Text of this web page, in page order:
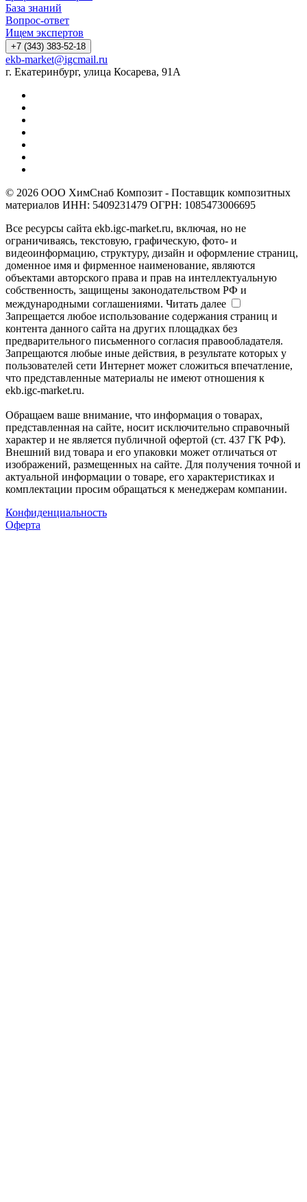
База знаний
Вопрос-ответ
Ищем экспертов
+7 (343) 383-52-18
ekb-market@igcmail.ru
г. Екатеринбург, улица Косарева, 91А
© 2026 ООО ХимСнаб Композит - Поставщик композитных
материалов ИНН: 5409231479 ОГРН: 1085473006695
Все ресурсы сайта ekb.igc-market.ru, включая, но не
ограничиваясь, текстовую, графическую, фото- и
видеоинформацию, структуру, дизайн и оформление страниц,
доменное имя и фирменное наименование, являются
объектами авторского права и прав на интеллектуальную
собственность, защищены законодательством РФ и
международными соглашениями. Читать далее
Запрещается любое использование содержания страниц и
контента данного сайта на других площадках без
предварительного письменного согласия правообладателя.
Запрещаются любые иные действия, в результате которых у
пользователей сети Интернет может сложиться впечатление,
что представленные материалы не имеют отношения к
ekb.igc-market.ru.
Обращаем ваше внимание, что информация о товарах,
представленная на сайте, носит исключительно справочный
характер и не является публичной офертой (ст. 437 ГК РФ).
Внешний вид товара и его упаковки может отличаться от
изображений, размещенных на сайте. Для получения точной и
актуальной информации о товаре, его характеристиках и
комплектации просим обращаться к менеджерам компании.
Конфиденциальность
Оферта